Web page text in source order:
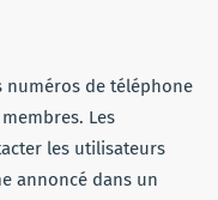
numéros de téléphone
Les
les utilisateurs
annoncé dans un